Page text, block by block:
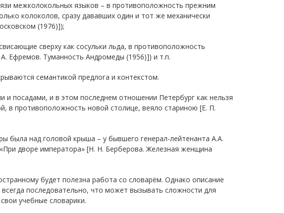
межколокольных языков – в противоположность прежним
колоколов, сразу дававших один и тот же механически
(1976)]);
сверху как сосульки льда, в противоположность
Ефремов. Туманность Андромеды (1956)]) и т.п.
семантикой предлога и контекстом.
посадами, и в этом последнем отношении Петербург как нельзя
в противоположность новой столице, веяло стариною [Е. П.
была над головой крыша – у бывшего генерал-лейтенанта А.А.
дворе императора» [Н. Н. Берберова. Железная женщина
будет полезна работа со словарём. Однако описание
последовательно, что может вызывать сложности для
учебные словарики.